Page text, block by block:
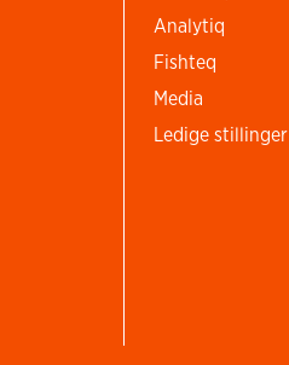
Analytiq
Fishteq
Media
Ledige stillinger